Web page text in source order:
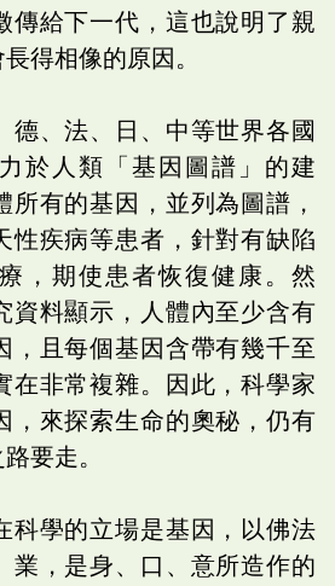
傳給下一代，這也說明了親
得相像的原因。
德、法、日、中等世界各國
於人類「基因圖譜」的建
所有的基因，並列為圖譜，
性疾病等患者，針對有缺陷
，期使患者恢復健康。然
資料顯示，人體內至少含有
，且每個基因含帶有幾千至
在非常複雜。因此，科學家
，來探索生命的奧秘，仍有
要走。
科學的立場是基因，以佛法
業，是身、口、意所造作的